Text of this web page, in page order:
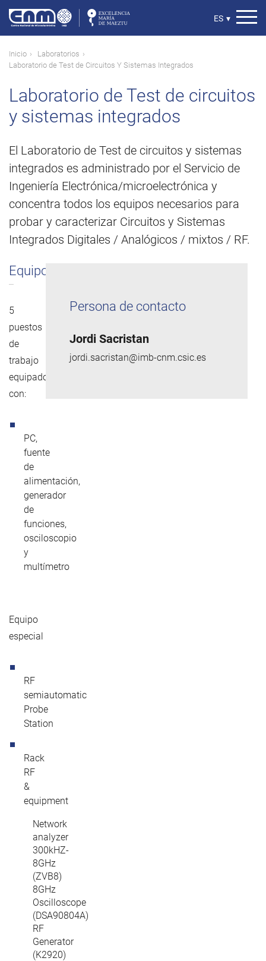
contenido
principal
Select
ES ▾
Ruta
de
navegación
Inicio
Laboratorios
Laboratorio de Test de Circuitos Y Sistemas Integrados
Laboratorio de Test de circuitos
y sistemas integrados
El Laboratorio de Test de circuitos y sistemas
integrados es administrado por el Servicio de
Ingeniería Electrónica/microelectrónica y
concentra todos los equipos necesarios para
probar y caracterizar Circuitos y Sistemas
Integrados Digitales / Analógicos / mixtos / RF.
Equipo
5
puestos
de
trabajo
equipados
con:
PC,
fuente
de
alimentación,
generador
de
funciones,
osciloscopio
y
multímetro
Equipo
especial
RF
semiautomatic
Probe
Station
Rack
RF
&
equipment
Network
analyzer
300kHZ-
8GHz
(ZVB8)
8GHz
Oscilloscope
(DSA90804A)
RF
Generator
(K2920)
Persona de contacto
Jordi Sacristan
jordi.sacristan@imb-cnm.csic.es